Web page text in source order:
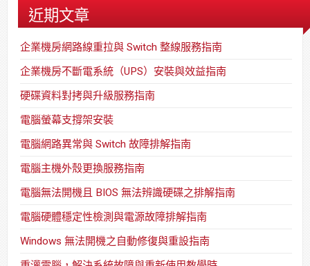
近期文章
企業機房網路線重拉與 Switch 整線服務指南
企業機房不斷電系統（UPS）安裝與效益指南
硬碟資料對拷與升級服務指南
電腦螢幕支撐架安裝
電腦網路異常與 Switch 故障排解指南
電腦主機外殼更換服務指南
電腦無法開機且 BIOS 無法辨識硬碟之排解指南
電腦硬體穩定性檢測與電源故障排解指南
Windows 無法開機之自動修復與重設指南